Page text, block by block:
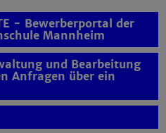
- Bewerberportal der
Mannheim
und Bearbeitung
Anfragen über ein